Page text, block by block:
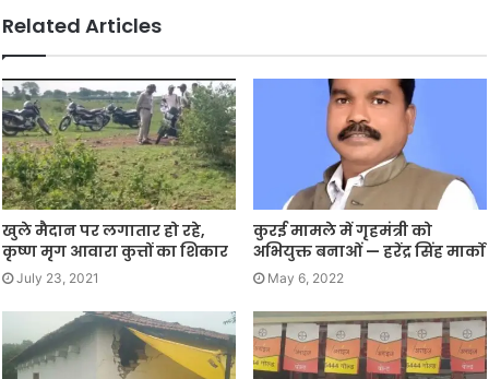
Related Articles
खुले मैदान पर लगातार हो रहे,
कृष्ण मृग आवारा कुत्तों का शिकार
July 23, 2021
कुरई मामले में गृहमंत्री को
अभियुक्त बनाओं — हरेंद्र सिंह मार्को
May 6, 2022